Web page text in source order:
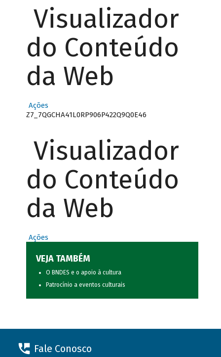
Visualizador
do Conteúdo
da Web
Ações
Z7_7QGCHA41L0RP906P422Q9Q0E46
Visualizador
do Conteúdo
da Web
Ações
VEJA TAMBÉM
O BNDES e o apoio à cultura
Patrocínio a eventos culturais
Fale Conosco